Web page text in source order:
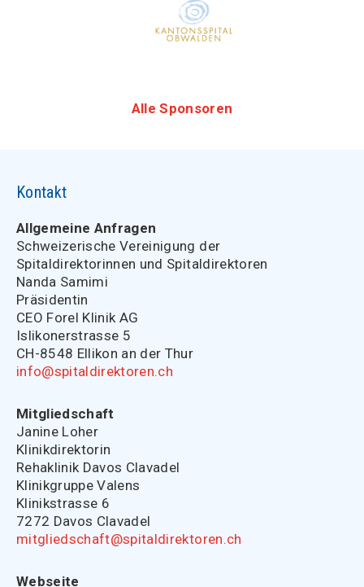
Alle Sponsoren
Kontakt
Allgemeine Anfragen
Schweizerische Vereinigung der
Spitaldirektorinnen und Spitaldirektoren
Nanda Samimi
Präsidentin
CEO Forel Klinik AG
Islikonerstrasse 5
CH-8548 Ellikon an der Thur
info@spitaldirektoren.ch
Mitgliedschaft
Janine Loher
Klinikdirektorin
Rehaklinik Davos Clavadel
Klinikgruppe Valens
Klinikstrasse 6
7272 Davos Clavadel
mitgliedschaft@spitaldirektoren.ch
Webseite